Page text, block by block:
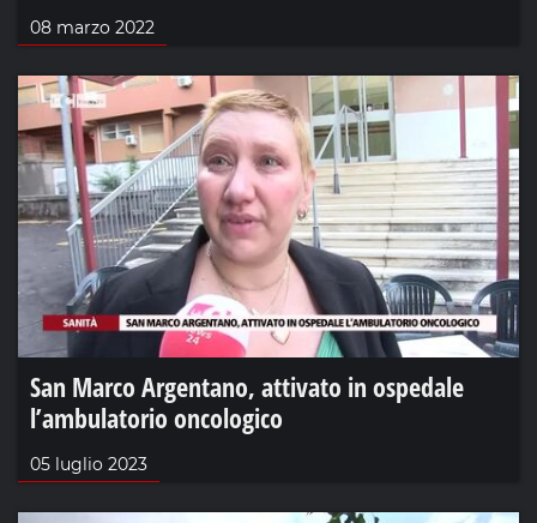
08 marzo 2022
San Marco Argentano, attivato in ospedale
l’ambulatorio oncologico
05 luglio 2023